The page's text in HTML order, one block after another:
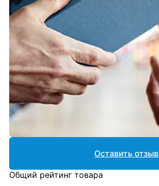
Оставить отзыв
Общий рейтинг товара